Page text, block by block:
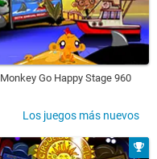
Monkey Go Happy Stage 960
Los juegos más nuevos